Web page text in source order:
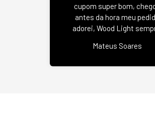
cupom super bom,
antes da hora meu
adorei, Wood Light
Mateus Soares